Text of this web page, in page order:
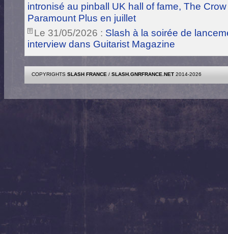
intronisé au pinball UK hall of fame, The
Paramount Plus en juillet
Le 31/05/2026 : Slash à la soirée de
interview dans Guitarist Magazine
COPYRIGHTS SLASH FRANCE / SLASH.GNRFRANCE.NET 2014-2026